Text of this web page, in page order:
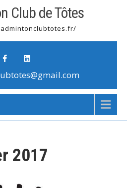
Club de Tôtes
2017